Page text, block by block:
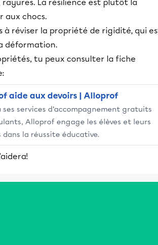
La résilience est plutôt la
aux chocs.
réviser la propriété de rigidité, qui
déformation.
tu peux consulter la fiche
aide aux devoirs | Alloprof
ses services d’accompagnement gratuits
Alloprof engage les élèves et leurs
dans la réussite éducative.